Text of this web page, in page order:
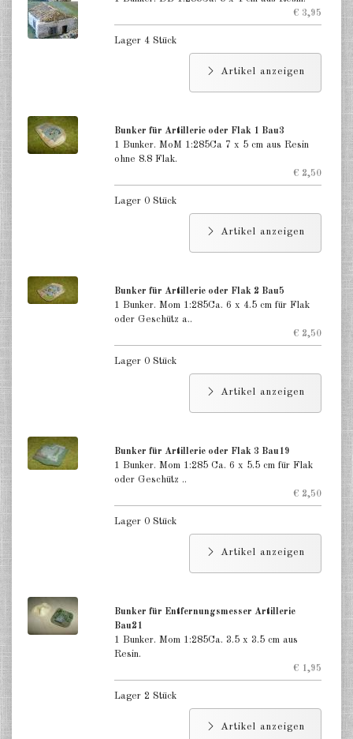
Gebäude zivile andere 1:285
Kirchen 1:285
zur See Hafenanlagen 1:1200
€ 3,95
Lager 4 Stück
Artikel anzeigen
Bunker für Artillerie oder Flak 1 Bau3
1 Bunker. MoM 1:285Ca 7 x 5 cm aus Resin
ohne 8.8 Flak.
€ 2,50
Lager 0 Stück
Artikel anzeigen
Bunker für Artillerie oder Flak 2 Bau5
1 Bunker. Mom 1:285Ca. 6 x 4.5 cm für Flak
oder Geschütz a..
€ 2,50
Lager 0 Stück
Artikel anzeigen
Bunker für Artillerie oder Flak 3 Bau19
1 Bunker. Mom 1:285 Ca. 6 x 5.5 cm für Flak
oder Geschütz ..
€ 2,50
Lager 0 Stück
Artikel anzeigen
Bunker für Entfernungsmesser Artillerie
Bau21
1 Bunker. Mom 1:285Ca. 3.5 x 3.5 cm aus
Resin.
€ 1,95
Lager 2 Stück
Artikel anzeigen